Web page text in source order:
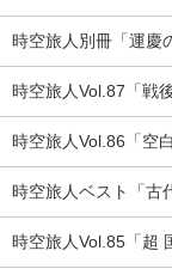
時空旅人別冊「運慶
時空旅人Vol.87「戦
時空旅人Vol.86「空
時空旅人ベスト「古
時空旅人Vol.85「超